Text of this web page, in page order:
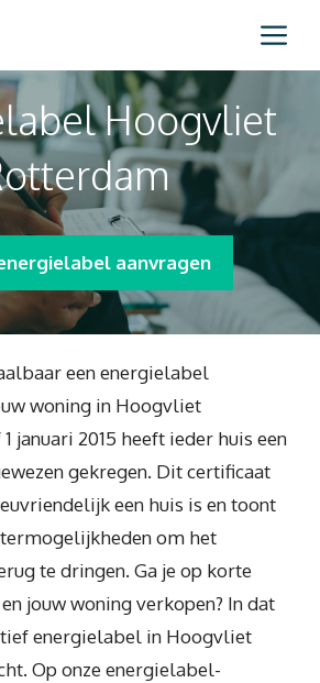
Hoogvliet
aanvragen
een energielabel
woning in Hoogvliet
januari 2015 heeft ieder huis een
gekregen. Dit certificaat
een huis is en toont
om het
te dringen. Ga je op korte
jouw woning verkopen? In dat
energielabel in Hoogvliet
Op onze energielabel-